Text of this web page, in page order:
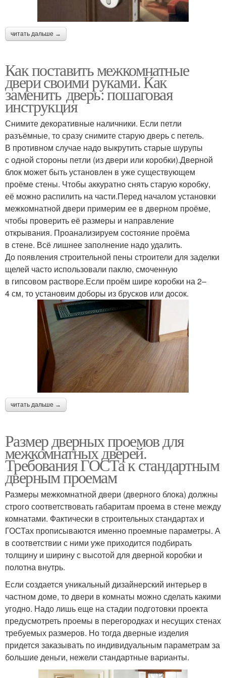
читать дальше →
Как поставить межкомнатные
двери своими руками. Как
заменить дверь: пошаговая
инструкция
Снимите декоративные наличники. Если петли
разъёмные, то сразу снимите старую дверь с петель.
В противном случае надо выкрутить старые шурупы
с одной стороны петли (из двери или коробки).Дверной
блок может быть установлен в уже существующем
проёме стены. Чтобы аккуратно снять старую коробку,
её можно распилить на части.Перед началом установки
межкомнатной двери примерим ее в дверном проёме,
чтобы проверить её размеры и направление
открывания. Проанализируем состояние проёма
в стене. Всё лишнее заполнение надо удалить.
До появления строительной пены строители для заделки
щелей часто использовали паклю, смоченную
в гипсовом растворе.Если проём шире коробки на 2–
4 см, то установим доборы из брусков или досок.
читать дальше →
Размер дверных проемов для
межкомнатных дверей.
Требования ГОСТа к стандартным
дверным проемам
Размеры межкомнатной двери (дверного блока) должны
строго соответствовать габаритам проема в стене между
комнатами. Фактически в строительных стандартах и
ГОСТах прописываются именно проемные параметры. А
в соответствии с ними уже приходится подбирать
толщину и ширину с высотой для дверной коробки и
полотна внутрь.
Если создается уникальный дизайнерский интерьер в
частном доме, то двери в комнаты можно сделать какими
угодно. Надо лишь еще на стадии подготовки проекта
предусмотреть проемы в перегородках и несущих стенах
требуемых размеров. Но тогда дверные изделия
придется заказывать по индивидуальным параметрам за
большие деньги, нежели стандартные варианты.